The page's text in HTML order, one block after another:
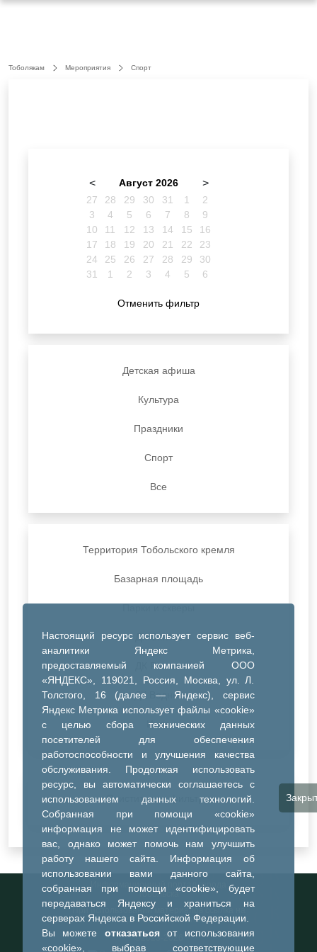
Настоящий ресурс использует сервис веб-
аналитики Яндекс Метрика,
предоставляемый компанией ООО
«ЯНДЕКС», 119021, Россия, Москва, ул. Л.
Толстого, 16 (далее — Яндекс), сервис
Яндекс Метрика использует файлы «cookie»
с целью сбора технических данных
посетителей для обеспечения
работоспособности и улучшения качества
обслуживания. Продолжая использовать
ресурс, вы автоматически соглашаетесь с
использованием данных технологий.
Собранная при помощи «cookie»
информация не может идентифицировать
вас, однако может помочь нам улучшить
работу нашего сайта. Информация об
использовании вами данного сайта,
собранная при помощи «cookie», будет
передаваться Яндексу и храниться на
серверах Яндекса в Российской Федерации.
Вы можете отказатьсяот использования
«cookie», выбрав соответствующие
Тоболякам Мероприятия Спорт
< Август 2026 >
27 28 29 30 31 1
2
3
4 5 6 7 8
9
10
11 12 13 14 15
16
17
18 19 20 21 22
23
24
25 26 27 28 29
30
31
1 2 3 4 5 6
Отменить фильтр
Детская афиша
Культура
Праздники
Спорт
Все
Территория Тобольского кремля
Базарная площадь
ДК Синтез
ДК Речник
ДК Водник
Иное
Очистить все фильтры
Информационный портал города
Тобольска
При использовании материалов ссылка на
портал обязательна
©2023-2026